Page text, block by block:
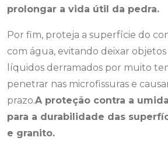
prolongar a vida útil da pedra.
Por fim, proteja a superfície do
com água, evitando deixar
líquidos derramados por muito
penetrar nas microfissuras e
prazo.A proteção contra a
para a durabilidade das
e granito.